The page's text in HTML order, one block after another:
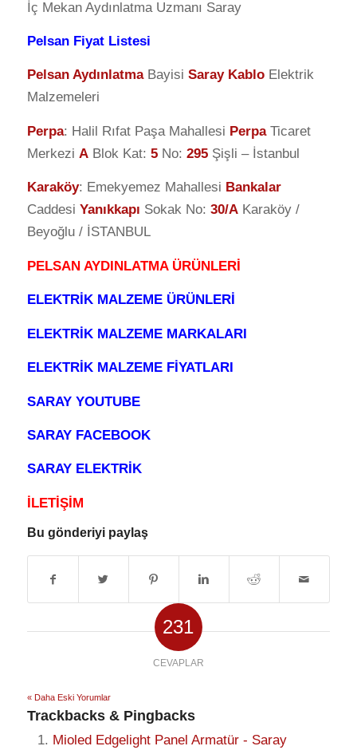
İç Mekan Aydınlatma Uzmanı Saray
Pelsan Fiyat Listesi
Pelsan Aydınlatma Bayisi Saray Kablo Elektrik
Malzemeleri
Perpa: Halil Rıfat Paşa Mahallesi PerpaTicaret
Merkezi ABlok Kat: 5No: 295Şişli – İstanbul
Karaköy: Emekyemez Mahallesi Bankalar
Caddesi Yanıkkapı Sokak No: 30/AKaraköy /
Beyoğlu / İSTANBUL
PELSAN AYDINLATMA ÜRÜNLERİ
ELEKTRİK MALZEME ÜRÜNLERİ
ELEKTRİK MALZEME MARKALARI
ELEKTRİK MALZEME FİYATLARI
SARAY YOUTUBE
SARAY FACEBOOK
SARAY ELEKTRİK
İLETİŞİM
Bu gönderiyi paylaş
231
CEVAPLAR
« Daha Eski Yorumlar
Trackbacks & Pingbacks
Mioled Edgelight Panel Armatür - Saray